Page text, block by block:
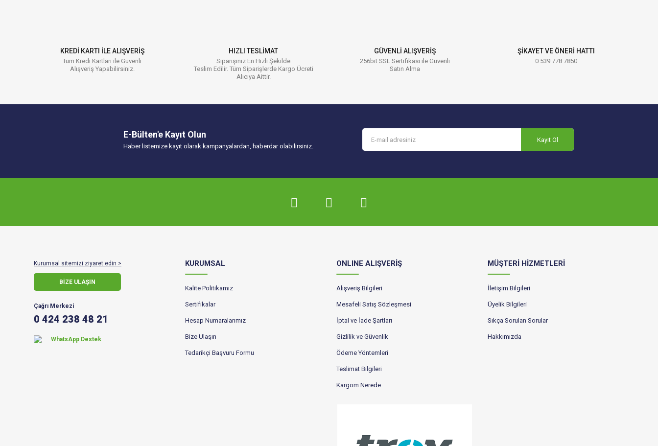
Ürün fiyatı diğer sitelerden daha pahalı.
Bu ürüne benzer farklı alternatifler olmalı.
KREDİ KARTI İLE ALIŞVERİŞ
Tüm Kredi Kartları ile Güvenli
Alışveriş Yapabilirsiniz.
HIZLI TESLİMAT
Siparişiniz En Hızlı Şekilde
Teslim Edilir. Tüm Siparişlerde Kargo Ücreti
Alıcıya Aittir.
GÜVENLİ ALIŞVERİŞ
256bit SSL Sertifikası ile Güvenli
Satın Alma
ŞİKAYET VE ÖNERİ HATTI
0 539 778 7850
E-Bülten'e Kayıt Olun
Haber listemize kayıt olarak kampanyalardan, haberdar olabilirsiniz.
Kayıt Ol
Kurumsal sitemizi ziyaret edin >
BİZE ULAŞIN
Çağrı Merkezi
0 424 238 48 21
WhatsApp Destek
KURUMSAL
Kalite Politikamız
Sertifikalar
Hesap Numaralarımız
Bize Ulaşın
Tedarikçi Başvuru Formu
ONLINE ALIŞVERİŞ
Alışveriş Bilgileri
Mesafeli Satış Sözleşmesi
İptal ve İade Şartları
Gizlilik ve Güvenlik
Ödeme Yöntemleri
Teslimat Bilgileri
Kargom Nerede
MÜŞTERİ HİZMETLERİ
İletişim Bilgileri
Üyelik Bilgileri
Sıkça Sorulan Sorular
Hakkımızda